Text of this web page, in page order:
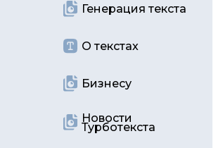
Генерация текста
О текстах
Бизнесу
Новости
Турботекста